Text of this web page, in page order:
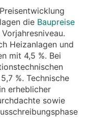
die Baupreise
Heizanlagen und
mit 4,5 %. Bei
%. Technische
erheblicher
sowie